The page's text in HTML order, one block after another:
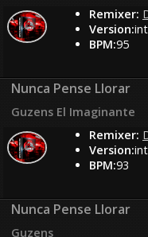
Remixer:
Version:
BPM:95
Nunca Pense Llorar
Guzens El Imaginante
Remixer:
Version:
BPM:93
Nunca Pense Llorar
Guzens